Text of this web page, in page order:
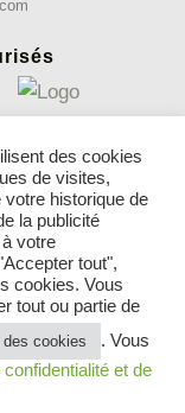
des cookies
de visites,
votre historique de
la publicité
votre
tout",
cookies. Vous
tout ou partie de
des cookies
. Vous
confidentialité et de